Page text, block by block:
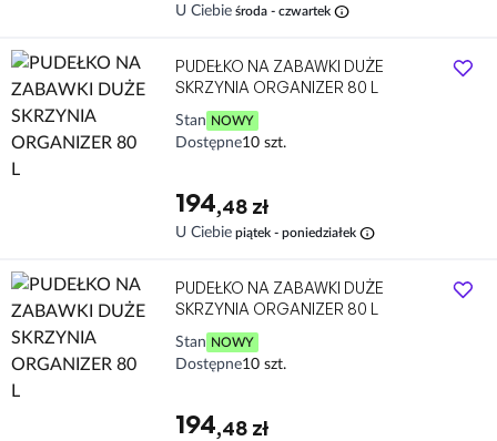
U Ciebie środa - czwartek info
PUDEŁKO NA ZABAWKI DUŻE
SKRZYNIA ORGANIZER 80 L
Stan NOWY
Dostępne10 szt.
194,48 zł
U Ciebie piątek - poniedziałek info
PUDEŁKO NA ZABAWKI DUŻE
SKRZYNIA ORGANIZER 80 L
Stan NOWY
Dostępne10 szt.
194,48 zł